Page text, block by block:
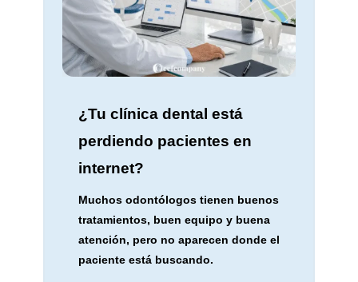
¿Tu clínica dental está
perdiendo pacientes en
internet?
Muchos odontólogos tienen buenos
tratamientos, buen equipo y buena
atención, pero no aparecen donde el
paciente está buscando.